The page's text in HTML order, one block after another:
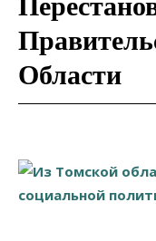
Области